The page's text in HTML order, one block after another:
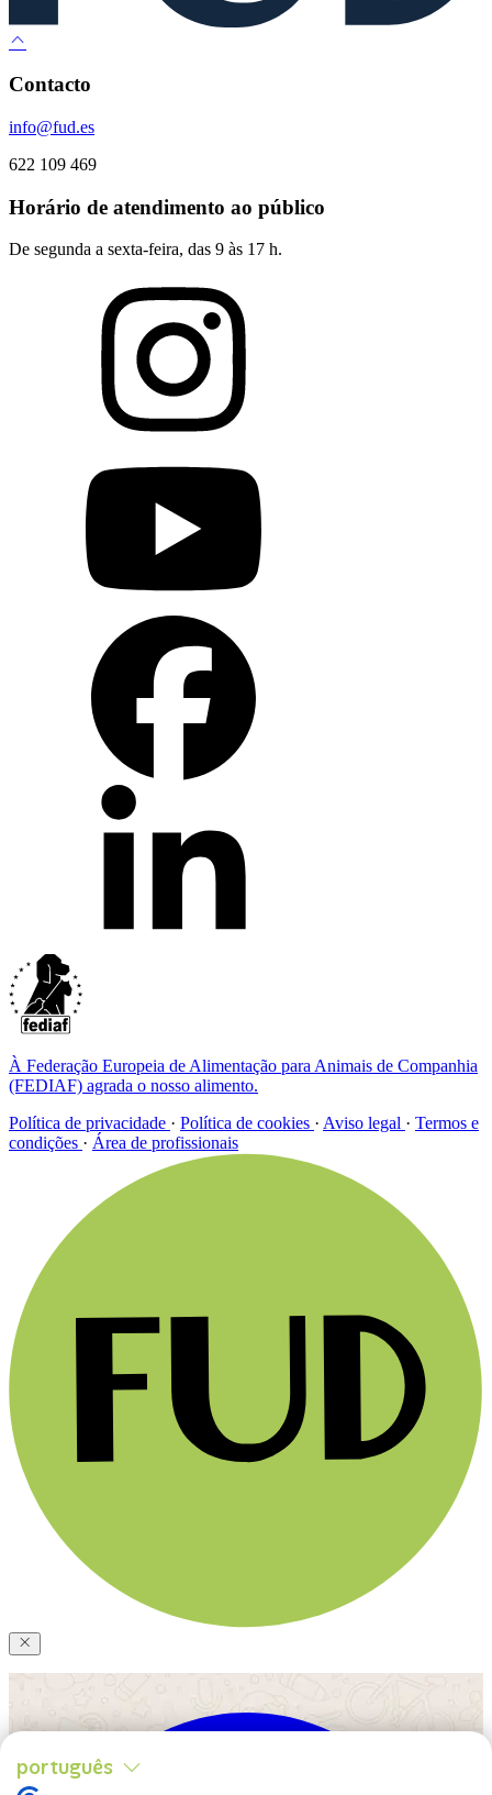
Contacto
info@fud.es
622 109 469
Horário de atendimento ao público
De segunda a sexta-feira, das 9 às 17 h.
À Federação Europeia de Alimentação para Animais de Companhia
(FEDIAF) agrada o nosso alimento.
Política de privacidade · Política de cookies · Aviso legal · Termos e
condições · Área de profissionais
português